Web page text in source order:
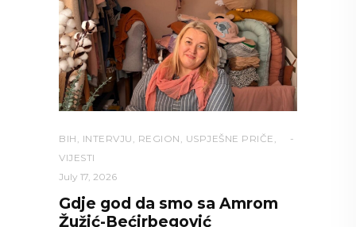
BIH INTERVJU REGION USPJEŠNE PRIČE
VIJESTI
July 17, 2026
Gdje god da smo sa Amrom
Žužić-Bećirbegović